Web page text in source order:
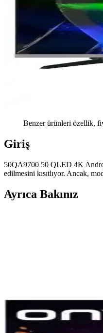
Benzer ürünleri özellik,
Giriş
50QA9700 50 QLED 4K
edilmesini kısıtlıyor. Ancak,
Ayrıca Bakınız
En İyi Televizyon
Televizyon teknolojileri hızla
nedenleri inceleniyor.